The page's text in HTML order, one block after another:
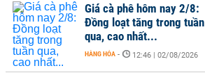
Giá cà phê hôm nay 2/8:
Đồng loạt tăng trong tuần
qua, cao nhất...
HÀNG HÓA - 12:46 | 02/08/2026